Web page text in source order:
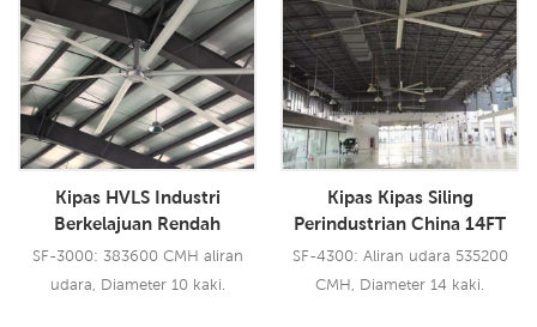
Kipas HVLS Industri
Berkelajuan Rendah
Kelantangan Tinggi Dengan
Kipas Siling BLDC Bilah
SF-3000: 383600 CMH aliran
udara, Diameter 10 kaki.
Kipas Kipas Siling
Perindustrian China 14FT
Jual Langsung Restoran
Kipas HVLS
SF-4300: Aliran udara 535200
CMH, Diameter 14 kaki.